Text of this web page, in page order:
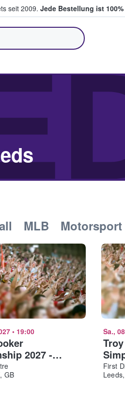
seit 2009. Jede Bestellung ist
verkaufen
MLB Motorsport
• 19:00
2027 -
GB
Sa.,
First